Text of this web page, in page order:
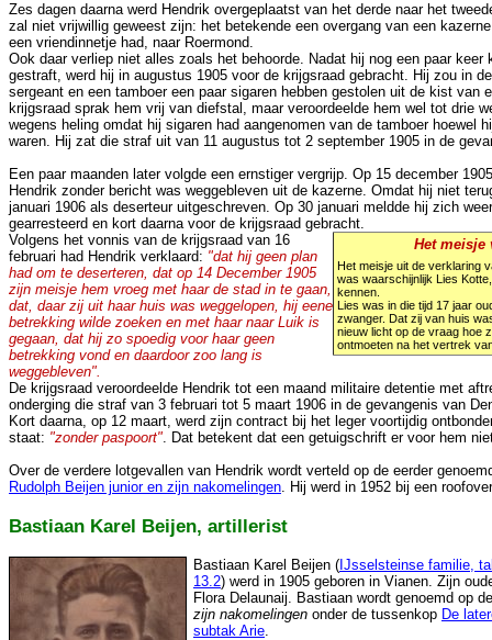
Zes dagen daarna werd Hendrik overgeplaatst van het derde naar het
zal niet vrijwillig geweest zijn: het betekende een overgang van een
een vriendinnetje had, naar Roermond.
Ook daar verliep niet alles zoals het behoorde. Nadat hij nog een paar keer
gestraft, werd hij in augustus 1905 voor de krijgsraad gebracht. Hij zou in
sergeant en een tamboer een paar sigaren hebben gestolen uit de kist van
krijgsraad sprak hem vrij van diefstal, maar veroordeelde hem wel tot drie
wegens heling omdat hij sigaren had aangenomen van de tamboer hoewel
waren. Hij zat die straf uit van 11 augustus tot 2 september 1905 in de
Een paar maanden later volgde een ernstiger vergrijp. Op 15 december
Hendrik zonder bericht was weggebleven uit de kazerne. Omdat hij niet
januari 1906 als deserteur uitgeschreven. Op 30 januari meldde hij zich
gearresteerd en kort daarna voor de krijgsraad gebracht.
Het meisje
Het meisje uit de verklaring
was waarschijnlijk Lies
kennen.
Lies was in die tijd 17 jaar
zwanger. Dat zij van huis
nieuw licht op de vraag hoe
ontmoeten na het vertrek
Volgens het vonnis van de krijgsraad van 16
februari had Hendrik verklaard: "dat hij geen plan
had om te deserteren, dat op 14 December 1905
zijn meisje hem vroeg met haar de stad in te gaan,
dat, daar zij uit haar huis was weggelopen, hij eene
betrekking wilde zoeken en met haar naar Luik is
gegaan, dat hij zo spoedig voor haar geen
betrekking vond en daardoor zoo lang is
weggebleven".
De krijgsraad veroordeelde Hendrik tot een maand militaire detentie met
onderging die straf van 3 februari tot 5 maart 1906 in de gevangenis van
Kort daarna, op 12 maart, werd zijn contract bij het leger voortijdig
staat: "zonder paspoort". Dat betekent dat een getuigschrift er voor hem
Over de verdere lotgevallen van Hendrik wordt verteld op de eerder
Rudolph Beijen junior en zijn nakomelingen. Hij werd in 1952 bij een
Bastiaan Karel Beijen, artillerist
Bastiaan Karel Beijen ( IJsselsteinse familie,
13.2) werd in 1905 geboren in Vianen. Zijn
Flora Delaunaij. Bastiaan wordt genoemd op
zijn nakomelingen onder de tussenkop De
subtak Arie